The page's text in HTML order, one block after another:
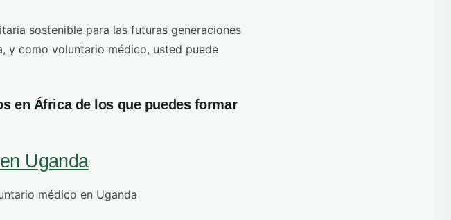
sostenible para las futuras generaciones
y como voluntario médico, usted puede
en África de los que puedes formar
Uganda